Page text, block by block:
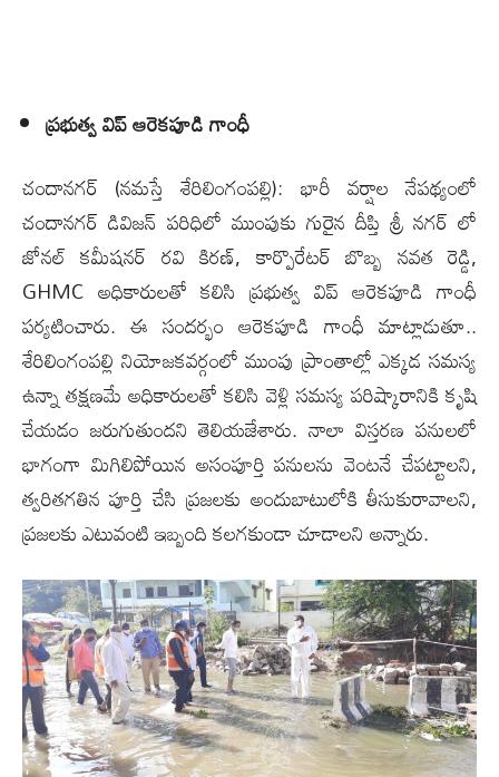
ప్రభుత్వ విప్ ఆరెకపూడి గాంధీ
చందాన‌గ‌ర్ (న‌మ‌స్తే శేరిలింగంప‌ల్లి): భారీ వ‌ర్షాల నేప‌థ్యంలో
చందాన‌గ‌ర్ డివిజన్ ప‌రిధిలో ముంపుకు గురైన దీప్తి శ్రీ నగర్ లో
జోనల్ కమీషనర్ రవి కిరణ్, కార్పొరేటర్ బొబ్బ నవత రెడ్డి,
GHMC అధికారులతో కలిసి ప్రభుత్వ విప్ ఆరెకపూడి గాంధీ
ప‌ర్య‌టించారు. ఈ సందర్భం ఆరెకపూడి గాంధీ మాట్లాడుతూ..
శేరిలింగంపల్లి నియోజకవర్గంలో ముంపు ప్రాంతాల్లో ఎక్కడ సమస్య
ఉన్నా తక్షణమే అధికారులతో కలిసి వెళ్లి సమస్య పరిష్కారానికి కృషి
చేయడం జరుగుతుందని తెలియజేశారు. నాలా విస్తరణ పనులలో
భాగంగా మిగిలిపోయిన అసంపూర్తి పనులను వెంటనే చేపట్టాలని,
త్వరితగతిన పూర్తి చేసి ప్రజలకు అందుబాటులోకి తీసుకురావాలని,
ప్రజలకు ఎటువంటి ఇబ్బంది కలగకుండా చూడాలని అన్నారు.